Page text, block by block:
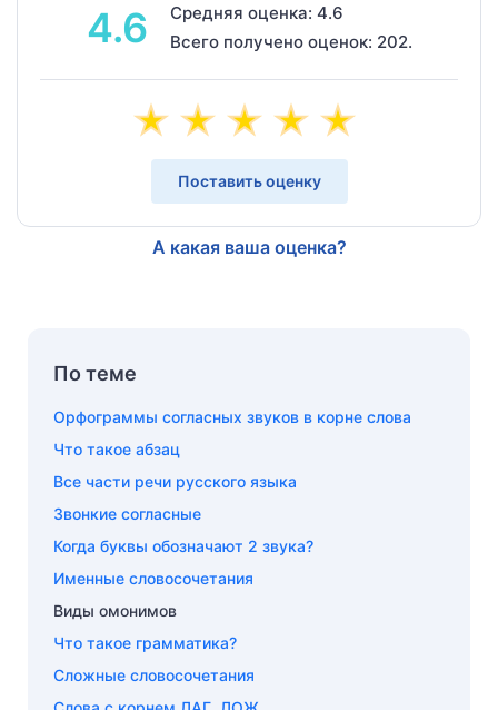
4.6
Средняя оценка: 4.6
Всего получено оценок: 202.
Поставить оценку
А какая ваша оценка?
По теме
Орфограммы согласных звуков в корне слова
Что такое абзац
Все части речи русского языка
Звонкие согласные
Когда буквы обозначают 2 звука?
Именные словосочетания
Виды омонимов
Что такое грамматика?
Сложные словосочетания